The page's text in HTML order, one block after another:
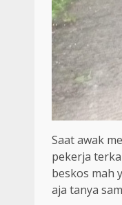
Saat awak
pekerja
beskos mah
aja tanya